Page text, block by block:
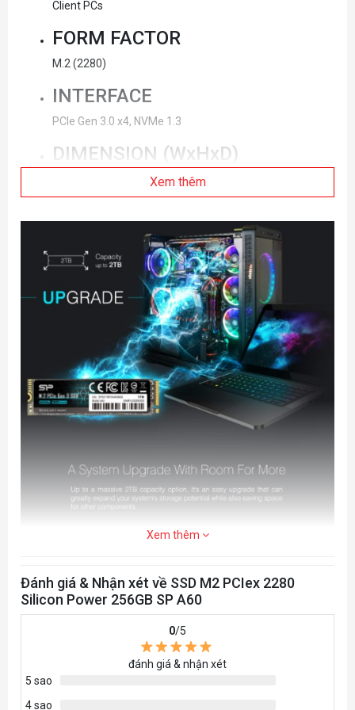
Client PCs
FORM FACTOR
M.2 (2280)
INTERFACE
PCIe Gen 3.0 x4, NVMe 1.3
DIMENSION (WxHxD)
Max. 80.15 x 22.15 x 2.38 (mm)
STORAGE MEMORY
Samsung V-NAND 3-bit MLC
Special Feature
TRIM SUPPORT
Yes
S.M.A.R.T SUPPORT
GC (GARBAGE COLLECTION)
Auto Garbage Collection Algorithm
ENCRYPTION SUPPORT
(Encrypted drive)
WWN SUPPORT
DEVICE SLEEP MODE SUPPORT
Xem thêm
Xem thêm
Đánh giá & Nhận xét về SSD M2 PCIex 2280
Silicon Power 256GB SP A60
0/5
đánh giá & nhận xét
5 sao
4 sao